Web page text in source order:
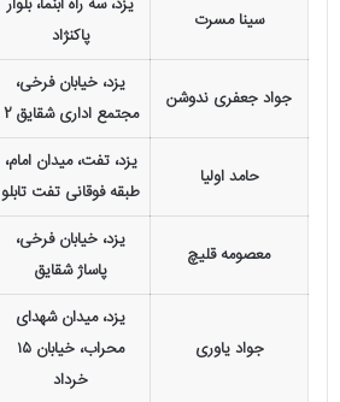
سینا مسرت
پاکنژاد
جواد جعفری ندوشن
یزد، خیابان فرخی،
مجتمع اداری شقایق 2
حامد اولیا
یزد، تفت، میدان امام،
طبقه فوقانی تفت تابلو
معصومه قلیچ
یزد، خیابان فرخی،
پاساژ شقایق
جواد یاوری
یزد، میدان شهدای
محراب، خیابان ۱۵
خرداد